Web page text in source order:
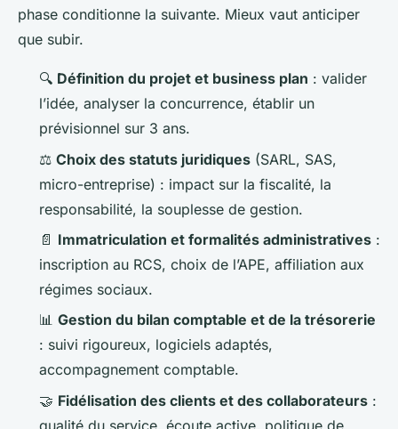
phase conditionne la suivante. Mieux vaut anticiper
que subir.
🔍 Définition du projet et business plan : valider
l’idée, analyser la concurrence, établir un
prévisionnel sur 3 ans.
⚖️ Choix des statuts juridiques (SARL, SAS,
micro-entreprise) : impact sur la fiscalité, la
responsabilité, la souplesse de gestion.
📄 Immatriculation et formalités administratives :
inscription au RCS, choix de l’APE, affiliation aux
régimes sociaux.
📊 Gestion du bilan comptable et de la trésorerie
: suivi rigoureux, logiciels adaptés,
accompagnement comptable.
🤝 Fidélisation des clients et des collaborateurs :
qualité du service, écoute active, politique de